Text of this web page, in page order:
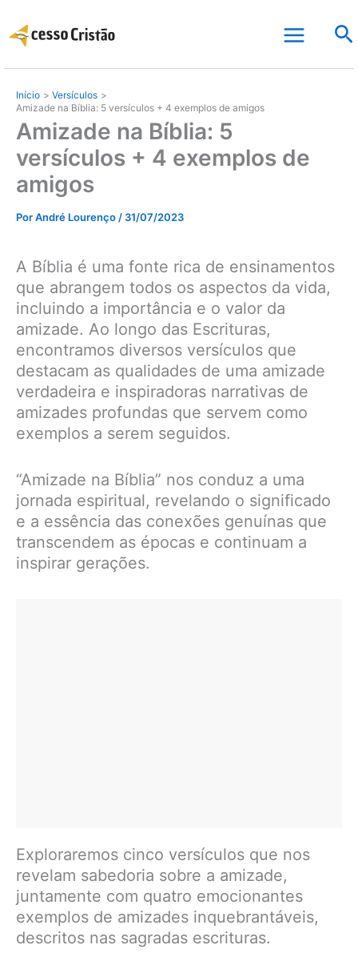
para
conteúdo
Início
Versículos
Amizade na Bíblia: 5 versículos + 4 exemplos de amigos
Amizade na Bíblia: 5
versículos + 4 exemplos de
amigos
PorAndré Lourenço / 31/07/2023
A Bíblia é uma fonte rica de ensinamentos
que abrangem todos os aspectos da vida,
incluindo a importância e o valor da
amizade. Ao longo das Escrituras,
encontramos diversos versículos que
destacam as qualidades de uma amizade
verdadeira e inspiradoras narrativas de
amizades profundas que servem como
exemplos a serem seguidos.
“Amizade na Bíblia” nos conduz a uma
jornada espiritual, revelando o significado
e a essência das conexões genuínas que
transcendem as épocas e continuam a
inspirar gerações.
Exploraremos cinco versículos que nos
revelam sabedoria sobre a amizade,
juntamente com quatro emocionantes
exemplos de amizades inquebrantáveis,
descritos nas sagradas escrituras.